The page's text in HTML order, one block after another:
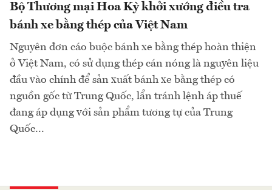
Bộ Thương mại Hoa Kỳ khởi xướng điều tra
bánh xe bằng thép của Việt Nam
Nguyên đơn cáo buộc bánh xe bằng thép hoàn thiện
ở Việt Nam, có sử dụng thép cán nóng là nguyên liệu
đầu vào chính để sản xuất bánh xe bằng thép có
nguồn gốc từ Trung Quốc, lẩn tránh lệnh áp thuế
đang áp dụng với sản phẩm tương tự của Trung
Quốc...